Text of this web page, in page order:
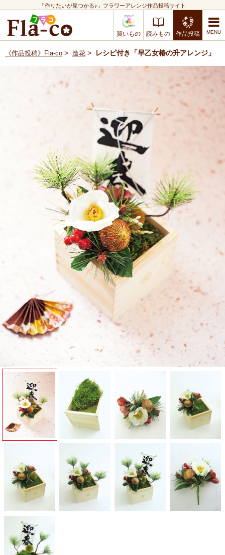
「作りたいが見つかる♪」フラワーアレンジ作品投稿サイト
買いもの 読みもの 作品投稿
《作品投稿》Fla-co > 造花 > レシピ付き「早乙女椿の升アレンジ」